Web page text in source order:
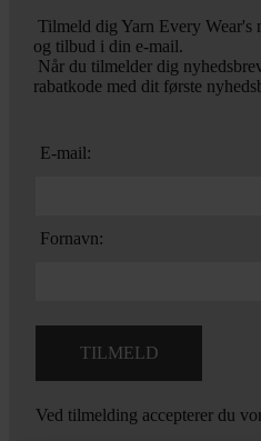
Tilmeld dig Yarn Every Wear's
og tilbud i din e-mail.
Når du tilmelder dig
rabatkode med dit første
E-mail:
Fornavn:
Ved tilmelding accepterer du